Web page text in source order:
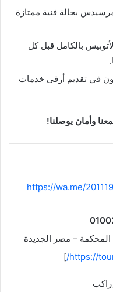
بحالة فنية ممتازة
بالكامل قبل كل
في تقديم أرقى خدمات
https://wa.me/
https://
]
#أتوبيس_مرسيدس #50_راكب